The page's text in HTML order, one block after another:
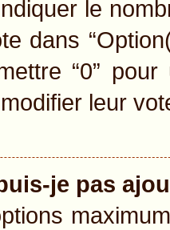
le
dans
“0”
leur
je pas